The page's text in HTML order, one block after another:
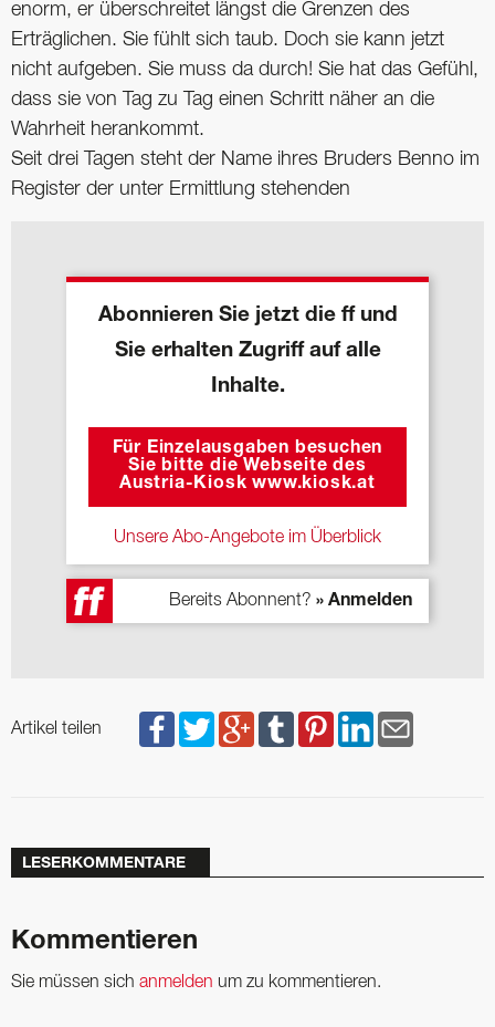
enorm, er überschreitet längst die Grenzen des
Erträglichen. Sie fühlt sich taub. Doch sie kann jetzt
nicht aufgeben. Sie muss da durch! Sie hat das Gefühl,
dass sie von Tag zu Tag einen Schritt näher an die
Wahrheit herankommt.
Seit drei Tagen steht der Name ihres Bruders Benno im
Register der unter Ermittlung stehenden
Abonnieren Sie jetzt die ff und
Sie erhalten Zugriff auf alle
Inhalte.
Für Einzelausgaben besuchen
Sie bitte die Webseite des
Austria-Kiosk www.kiosk.at
Unsere Abo-Angebote im Überblick
Bereits Abonnent? » Anmelden
Artikel teilen
LESERKOMMENTARE
Kommentieren
Sie müssen sich anmelden um zu kommentieren.